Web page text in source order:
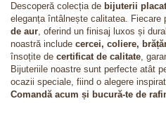
Descoperă colecția de bijuterii
eleganța întâlnește calitatea. Fiecare
de aur, oferind un finisaj luxos și
noastră include cercei, coliere,
însoțite de certificat de calitate,
Bijuteriile noastre sunt perfecte atât
ocazii speciale, fiind o alegere
Comandă acum și bucură-te de